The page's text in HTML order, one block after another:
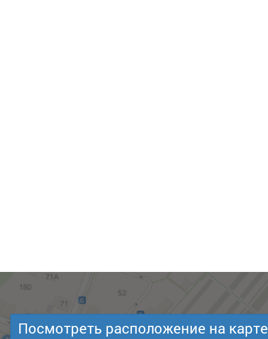
Посмотреть расположение на карте